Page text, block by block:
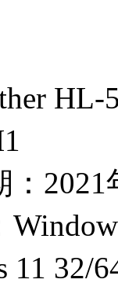
：2021
11 32/